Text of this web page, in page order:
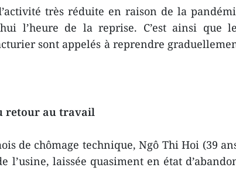
très réduite en raison de la
l’heure de la reprise. C’est ainsi que
sont appelés à reprendre
retour au travail
de chômage technique, Ngô Thi Hoi (39
l’usine, laissée quasiment en état